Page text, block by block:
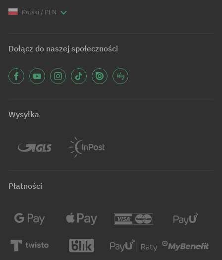
Polski / PLN
Dołącz do naszej społeczności
Wysyłka
Płatności